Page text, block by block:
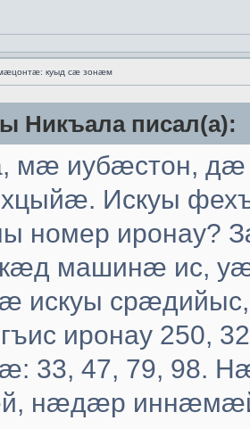
куыд сæ зонæм
Никъала писал(а):
мæ иубæстон,
Искуы
номер
машинæ ис,
искуы
иронау 250,
33, 47, 79, 98.
нæдæр